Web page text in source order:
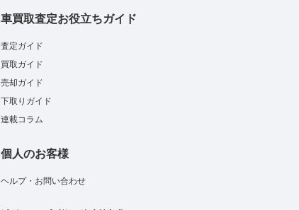
車買取査定お役立ちガイド
査定ガイド
買取ガイド
売却ガイド
下取りガイド
連載コラム
個人のお客様
ヘルプ・お問い合わせ